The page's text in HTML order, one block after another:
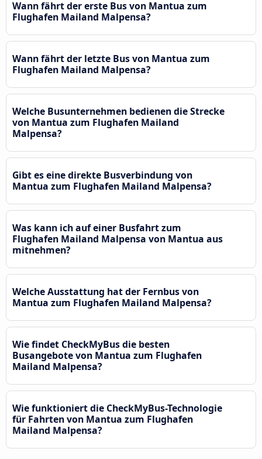
Wann fährt der erste Bus von Mantua zum
Flughafen Mailand Malpensa?
Wann fährt der letzte Bus von Mantua zum
Flughafen Mailand Malpensa?
Welche Busunternehmen bedienen die Strecke
von Mantua zum Flughafen Mailand
Malpensa?
Gibt es eine direkte Busverbindung von
Mantua zum Flughafen Mailand Malpensa?
Was kann ich auf einer Busfahrt zum
Flughafen Mailand Malpensa von Mantua aus
mitnehmen?
Welche Ausstattung hat der Fernbus von
Mantua zum Flughafen Mailand Malpensa?
Wie findet CheckMyBus die besten
Busangebote von Mantua zum Flughafen
Mailand Malpensa?
Wie funktioniert die CheckMyBus-Technologie
für Fahrten von Mantua zum Flughafen
Mailand Malpensa?